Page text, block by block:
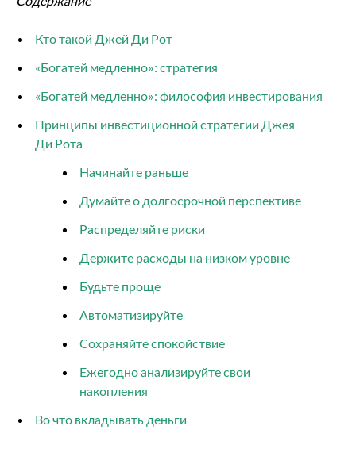
Кто такой Джей Ди Рот
«Богатей медленно»: стратегия
«Богатей медленно»: философия инвестирования
Принципы инвестиционной стратегии Джея
Ди Рота
Начинайте раньше
Думайте о долгосрочной перспективе
Распределяйте риски
Держите расходы на низком уровне
Будьте проще
Автоматизируйте
Сохраняйте спокойствие
Ежегодно анализируйте свои
накопления
Во что вкладывать деньги